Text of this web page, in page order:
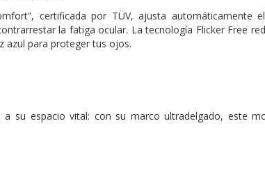
certificada por TÜV, ajusta
la fatiga ocular. La tecnología Flicker Free
azul para proteger tus ojos.
a su espacio vital: con su marco ultradelgado, este